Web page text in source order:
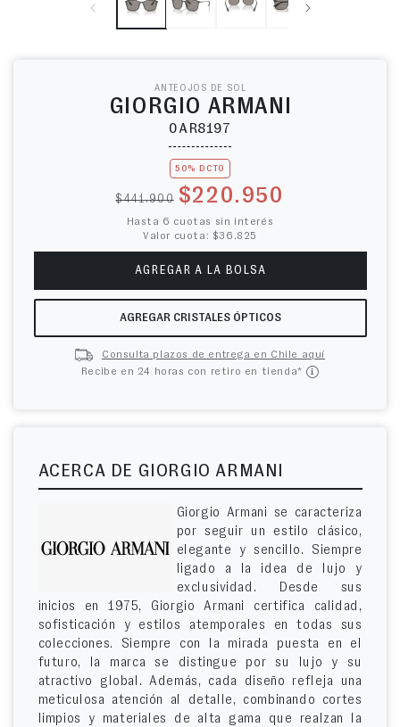
ANTEOJOS DE SOL
GIORGIO ARMANI
0AR8197
50% DCTO
Precio habitual
$441.900 $220.950
Hasta 6 cuotas sin interés
Valor cuota: $36.825
AGREGAR A LA BOLSA
AGREGAR CRISTALES ÓPTICOS
Consulta plazos de entrega en Chile aquí
Recibe en 24 horas con retiro en tienda*
ACERCA DE GIORGIO ARMANI
Giorgio Armani se caracteriza
por seguir un estilo clásico,
elegante y sencillo. Siempre
ligado a la idea de lujo y
exclusividad. Desde sus
inicios en 1975, Giorgio Armani certifica calidad,
sofisticación y estilos atemporales en todas sus
colecciones. Siempre con la mirada puesta en el
futuro, la marca se distingue por su lujo y su
atractivo global. Además, cada diseño refleja una
meticulosa atención al detalle, combinando cortes
limpios y materiales de alta gama que realzan la